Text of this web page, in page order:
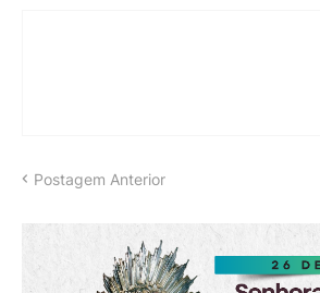
Postagem Anterior